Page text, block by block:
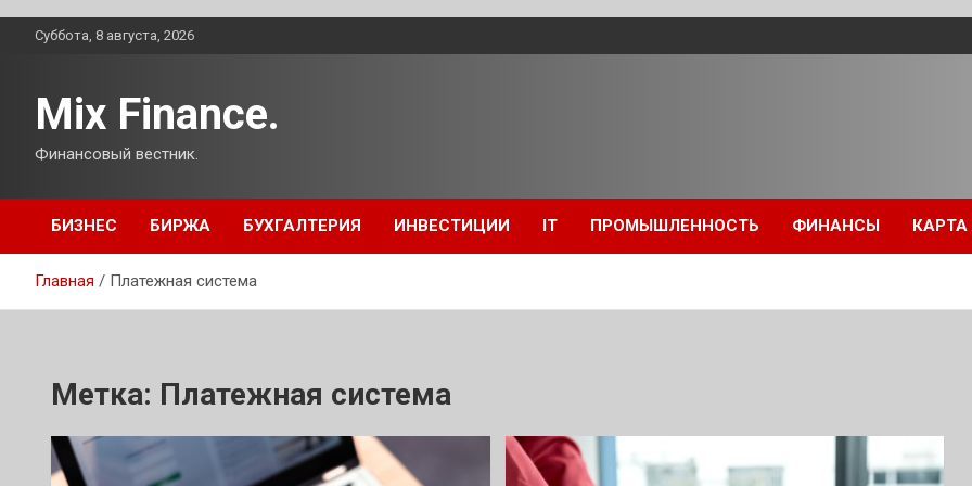
ПерейтиСуббота, 8 августа, 2026
Mix Finance.
Финансовый вестник.
БИЗНЕС БИРЖА БУХГАЛТЕРИЯ ИНВЕСТИЦИИ IT ПРОМЫШЛЕННОСТЬ ФИНАНСЫ
Главная Платежная система
Метка: Платежная система